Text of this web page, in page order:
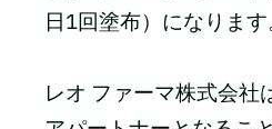
日1回塗布）になります
レオ ファーマ株式会社